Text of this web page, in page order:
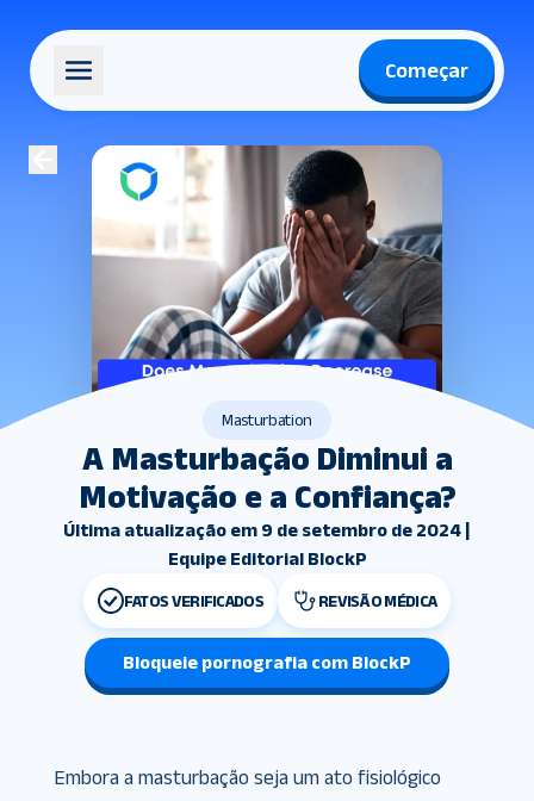
Começar
Masturbation
A Masturbação Diminui a
Motivação e a Confiança?
Última atualização em 9 de setembro de 2024 |
Equipe Editorial BlockP
FATOS VERIFICADOS REVISÃO MÉDICA
Bloqueie pornografia com BlockP
Embora a masturbação seja um ato fisiológico